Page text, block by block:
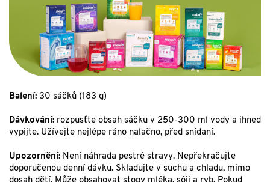
Balení: 30 sáčků (183 g)
Dávkování: rozpusťte obsah sáčku v 250-300 ml vody a ihned
vypijte. Užívejte nejlépe ráno nalačno, před snídaní.
Upozornění: Není náhrada pestré stravy. Nepřekračujte
doporučenou denní dávku. Skladujte v suchu a chladu, mimo